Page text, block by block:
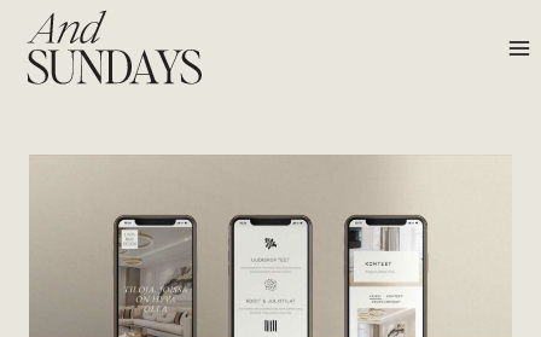
Siirry
sisältöön